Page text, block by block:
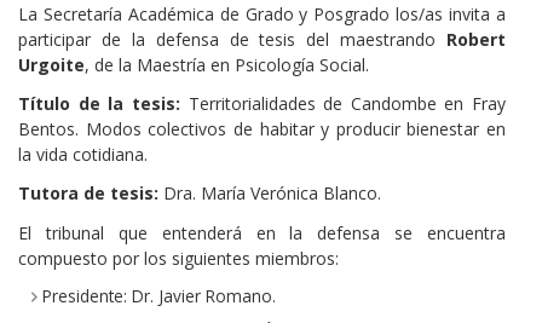
La Secretaría Académica de Grado y Posgrado los/as invita a
participar de la defensa de tesis del maestrando Robert
Urgoite, de la Maestría en Psicología Social.
Título de la tesis: Territorialidades de Candombe en Fray
Bentos. Modos colectivos de habitar y producir bienestar en
la vida cotidiana.
Tutora de tesis: Dra. María Verónica Blanco.
El tribunal que entenderá en la defensa se encuentra
compuesto por los siguientes miembros:
Presidente: Dr. Javier Romano.